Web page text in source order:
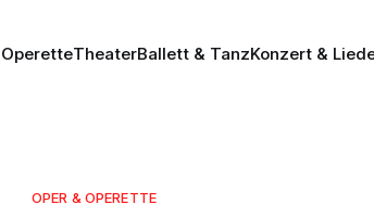
TheaterBallett & TanzKonzert &
OPER & OPERETTE